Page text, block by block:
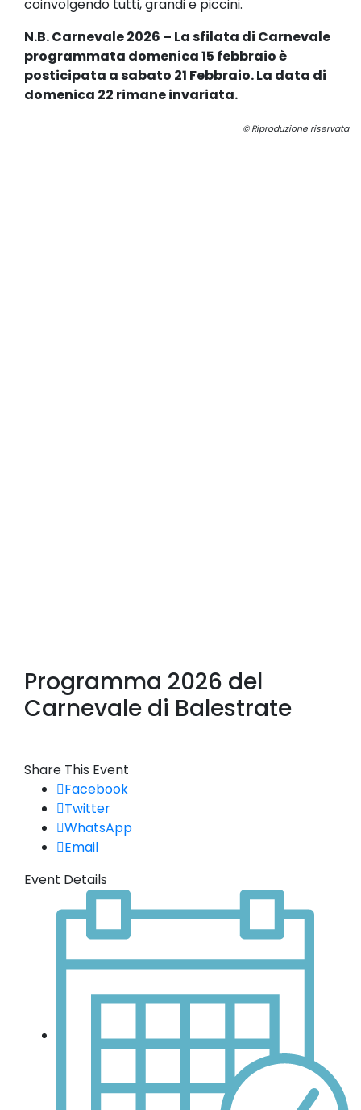
coinvolgendo tutti, grandi e piccini.
N.B. Carnevale 2026 – La sfilata di Carnevale
programmata domenica 15 febbraio è
posticipata a sabato 21 Febbraio. La data di
domenica 22 rimane invariata.
© Riproduzione riservata
Programma 2026 del
Carnevale di Balestrate
Share This Event
Facebook
Twitter
WhatsApp
Email
Event Details